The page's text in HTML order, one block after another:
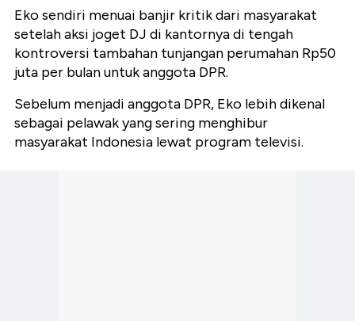
Eko sendiri menuai banjir kritik dari masyarakat
setelah aksi joget DJ di kantornya di tengah
kontroversi tambahan tunjangan perumahan Rp50
juta per bulan untuk anggota DPR.
Sebelum menjadi anggota DPR, Eko lebih dikenal
sebagai pelawak yang sering menghibur
masyarakat Indonesia lewat program televisi.